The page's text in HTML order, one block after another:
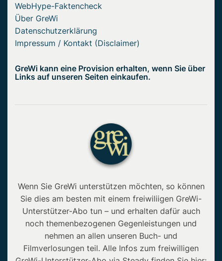
WebHype-Faktencheck
Über GreWi
Datenschutzerklärung
Impressum / Kontakt (Disclaimer)
GreWi kann eine Provision erhalten, wenn Sie über
Links auf unseren Seiten einkaufen.
Wenn Sie GreWi unterstützen möchten, so können
Sie dies am besten mit einem freiwiliigen GreWi-
Unterstützer-Abo tun – und erhalten dafür auch
noch themenbezogenen Gegenleistungen und
nehmen an allen unseren Buch- und
Filmverlosungen teil. Alle Infos zum freiwilligen